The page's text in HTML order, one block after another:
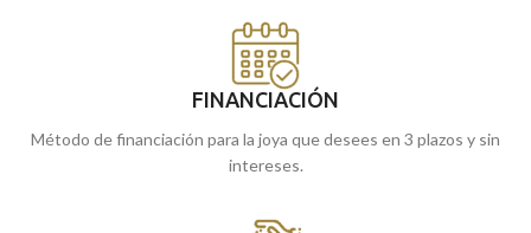
FINANCIACIÓN
Método de financiación para la joya que desees en 3 plazos y sin
intereses.